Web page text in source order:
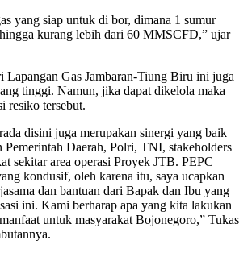
yang siap untuk di bor, dimana 1 sumur
kurang lebih dari 60 MMSCFD,” ujar
Lapangan Gas Jambaran-Tiung Biru ini juga
tinggi. Namun, jika dapat dikelola maka
resiko tersebut.
disini juga merupakan sinergi yang baik
Pemerintah Daerah, Polri, TNI, stakeholders
sekitar area operasi Proyek JTB. PEPC
kondusif, oleh karena itu, saya ucapkan
dan bantuan dari Bapak dan Ibu yang
ini. Kami berharap apa yang kita lakukan
untuk masyarakat Bojonegoro,” Tukas